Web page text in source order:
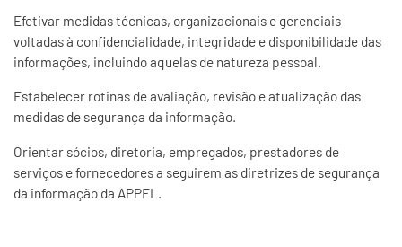
Efetivar medidas técnicas, organizacionais e gerenciais
voltadas à confidencialidade, integridade e disponibilidade das
informações, incluindo aquelas de natureza pessoal.
Estabelecer rotinas de avaliação, revisão e atualização das
medidas de segurança da informação.
Orientar sócios, diretoria, empregados, prestadores de
serviços e fornecedores a seguirem as diretrizes de segurança
da informação da APPEL.